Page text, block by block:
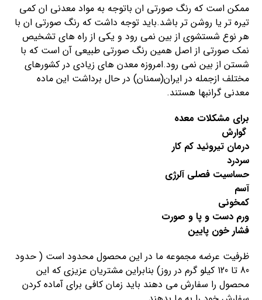
ممکن است که رنگ صورتی ان باتوجه به مواد معدنی ان کمی
تیره تر یا روشن تر باشد.باید توجه داشت که رنگ صورتی ان با
هر نوع شستشوی از بین نمی رود و یکی از راه های تشخیص
نمک صورتی از اصل همین رنگ صورتی طبیعی آن است که با
شستن از بین نمی رود.امروزه معدن های زیادی در کشورهای
مختلف ازجمله در ایران(سمنان) در حال برداشت این ماده
معدنی گرانبها هستند.
برای مشکلات معده
گوارش
درمان تیروئید کم کار
سردرد
حساسیت فصلی آلرژی
آسم
کمخونی
ورم دست و پا و صورت
فشار خون پایین
ظرفیت عرضه مجموعه ما در این محصول محدود است ( حدود
80 تا 120 کیلو گرم در روز) بنابراین مشتریان عزیزی که این
محصول را سفارش می دهند باید زمان کافی برای آماده کردن